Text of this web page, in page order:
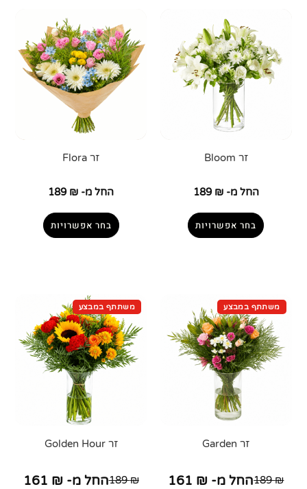
זר Bloom
החל מ- 189 ₪
בחר אפשרויות
זר Flora
החל מ- 189 ₪
בחר אפשרויות
זר Garden
189₪ החל מ- 161 ₪
זר Golden Hour
189₪ החל מ- 161 ₪